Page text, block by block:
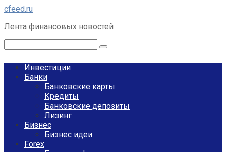
Перейти
контенту
cfeed.ru
Лента финансовых новостей
Инвестиции
Банки
Банковские карты
Кредиты
Банковские депозиты
Лизинг
Бизнес
Бизнес идеи
Forex